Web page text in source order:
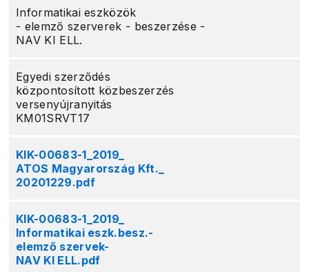
Informatikai eszközök
- elemző szerverek - beszerzése -
NAV KI ELL.
Egyedi szerződés
központosított közbeszerzés
versenyújranyitás
KM01SRVT17
KIK-00683-1_2019_
ATOS Magyarország Kft._
20201229.pdf
KIK-00683-1_2019_
Informatikai eszk.besz.-
elemző szervek-
NAV KI ELL.pdf